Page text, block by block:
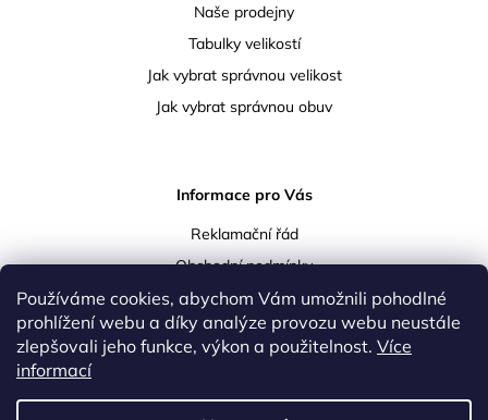
Používáme cookies, abychom Vám umožnili pohodlné
prohlížení webu a díky analýze provozu webu neustále
zlepšovali jeho funkce, výkon a použitelnost. Více
informací
Naše prodejny
Tabulky velikostí
Jak vybrat správnou velikost
Jak vybrat správnou obuv
Informace pro Vás
Reklamační řád
Obchodní podmínky
Podmínky ochrany osobních údajů
Doprava a platba
Vrácení a reklamace zboží